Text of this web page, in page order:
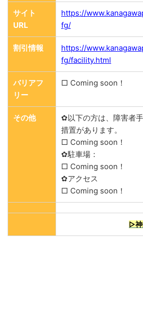
サイト
URL
https://
fg/
割引情報
https://
fg/facility.html
バリアフ
リー
□ Coming soon！
その他
✿以下の方は、障害者
措置があります。
□ Coming soon！
✿駐車場：
□ Coming soon！
✿アクセス
□ Coming soon！
▷神